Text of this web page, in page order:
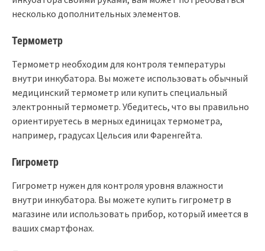
несколько дополнительных элементов.
Термометр
Термометр необходим для контроля температуры
внутри инкубатора. Вы можете использовать обычный
медицинский термометр или купить специальный
электронный термометр. Убедитесь, что вы правильно
ориентируетесь в мерных единицах термометра,
например, градусах Цельсия или Фаренгейта.
Гигрометр
Гигрометр нужен для контроля уровня влажности
внутри инкубатора. Вы можете купить гигрометр в
магазине или использовать прибор, который имеется в
ваших смартфонах.